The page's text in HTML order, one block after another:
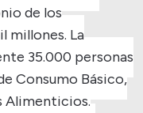
de los
millones. La
35.000 personas
Consumo Básico,
Alimenticios.